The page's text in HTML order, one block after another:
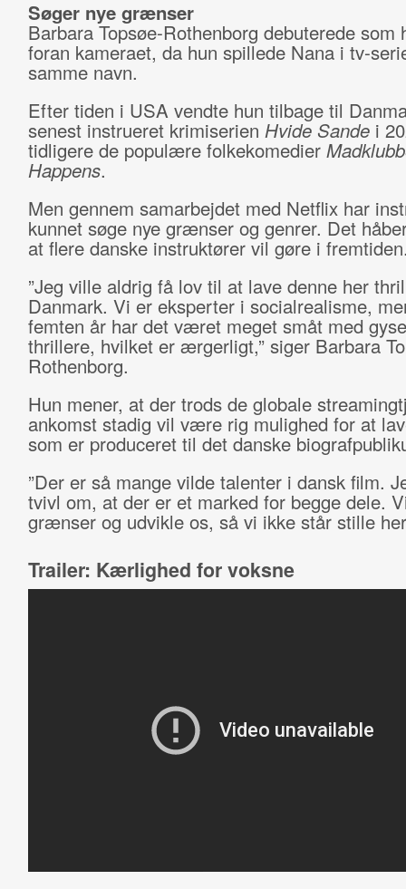
Søger nye grænser
Barbara Topsøe-Rothenborg debuterede som
foran kameraet, da hun spillede Nana i tv-
samme navn.
Efter tiden i USA vendte hun tilbage til
senest instrueret krimiserien Hvide Sande i
tidligere de populære folkekomedier
Happens.
Men gennem samarbejdet med Netflix har
kunnet søge nye grænser og genrer. Det
at flere danske instruktører vil gøre i
”Jeg ville aldrig få lov til at lave denne her
Danmark. Vi er eksperter i socialrealisme,
femten år har det været meget småt med
thrillere, hvilket er ærgerligt,” siger Barbara
Rothenborg.
Hun mener, at der trods de globale
ankomst stadig vil være rig mulighed for at
som er produceret til det danske
”Der er så mange vilde talenter i dansk film.
tvivl om, at der er et marked for begge dele.
grænser og udvikle os, så vi ikke står stille
Trailer: Kærlighed for voksne